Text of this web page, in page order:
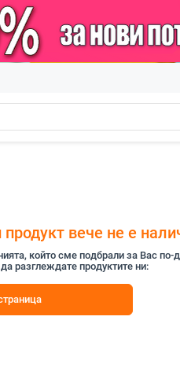
вече не е
който сме подбрали за Вас по-
разглеждате продуктите ни: